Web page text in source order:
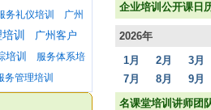
务礼仪培训
广州
训
广州客户
培训
服务体系培
务管理培训
企业培训公开课日
2026年
1月
2月 3月
7月
8月 9月
名课堂培训讲师团